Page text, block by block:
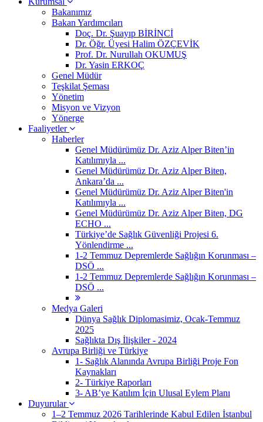
Bakanımız
Bakan Yardımcıları
Doç. Dr. Şuayıp BİRİNCİ
Dr. Öğr. Üyesi Halim ÖZÇEVİK
Prof. Dr. Nurullah OKUMUŞ
Dr. Yasin ERKOÇ
Genel Müdür
Teşkilat Şeması
Yönetim
Misyon ve Vizyon
Yönerge
Faaliyetler
Haberler
Genel Müdürümüz Dr. Aziz Alper Biten’in
Katılımıyla ...
Genel Müdürümüz Dr. Aziz Alper Biten,
Ankara’da ...
Genel Müdürümüz Dr. Aziz Alper Biten'in
Katılımıyla ...
Genel Müdürümüz Dr. Aziz Alper Biten, DG
ECHO ...
Türkiye’de Sağlık Güvenliği Projesi 6.
Yönlendirme ...
1-2 Temmuz Depremlerde Sağlığın Korunması –
DSÖ ...
1-2 Temmuz Depremlerde Sağlığın Korunması –
DSÖ ...
Medya Galeri
Dünya Sağlık Diplomasimiz, Ocak-Temmuz
2025
Sağlıkta Dış İlişkiler - 2024
Avrupa Birliği ve Türkiye
1- Sağlık Alanında Avrupa Birliği Proje Fon
Kaynakları
2- Türkiye Raporları
3- AB’ye Katılım İçin Ulusal Eylem Planı
Duyurular
1–2 Temmuz 2026 Tarihlerinde Kabul Edilen İstanbul